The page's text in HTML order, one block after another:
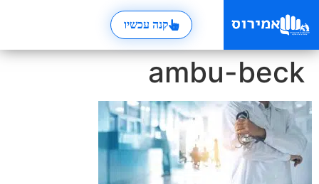
קנה עכשיו
ambu-beck